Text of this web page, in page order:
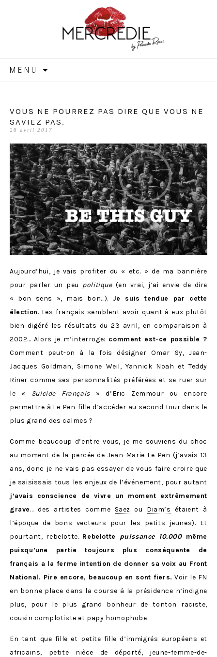
MERCREDIE
MENU
VOUS NE POURREZ PAS DIRE QUE VOUS NE
SAVIEZ PAS.
28 avril 2017
Aujourd’hui, je vais profiter du « etc. » de ma bannière
pour parler un peu politique(en vrai, j’ai envie de dire
« bon sens », mais bon…). Je suis tendue par cette
élection. Les français semblent avoir quant à eux plutôt
bien digéré les résultats du 23 avril, en comparaison à
2002… Alors je m’interroge: comment est-ce possible ?
Comment peut-on à la fois désigner Omar Sy, Jean-
Jacques Goldman, Simone Weil, Yannick Noah et Teddy
Riner comme ses personnalités préférées et se ruer sur
le « Suicide Français» d’Eric Zemmour ou encore
permettre à Le Pen-fille d’accéder au second tour dans le
plus grand des calmes ?
Comme beaucoup d’entre vous, je me souviens du choc
au moment de la percée de Jean-Marie Le Pen (j’avais 13
ans, donc je ne vais pas essayer de vous faire croire que
je saisissais tous les enjeux de l’événement, pour autant
j’avais conscience de vivre un moment extrêmement
grave… des artistes comme Saez ou Diam’s étaient à
l’époque de bons vecteurs pour les petits jeunes). Et
pourtant, rebelotte. Rebelotte puissance 10.000même
puisqu’une partie toujours plus conséquente de
français a la ferme intention de donner sa voix au Front
National. Pire encore, beaucoup en sont fiers. Voir le FN
en bonne place dans la course à la présidence n’indigne
plus, pour le plus grand bonheur de tonton raciste,
cousin complotiste et papy homophobe.
En tant que fille et petite fille d’immigrés européens et
africains, petite nièce de déporté, jeune-femme-de-